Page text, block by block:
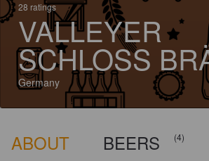
28 ratings
VALLEYER
SCHLOSS
Germany
ABOUT BEERS (4)